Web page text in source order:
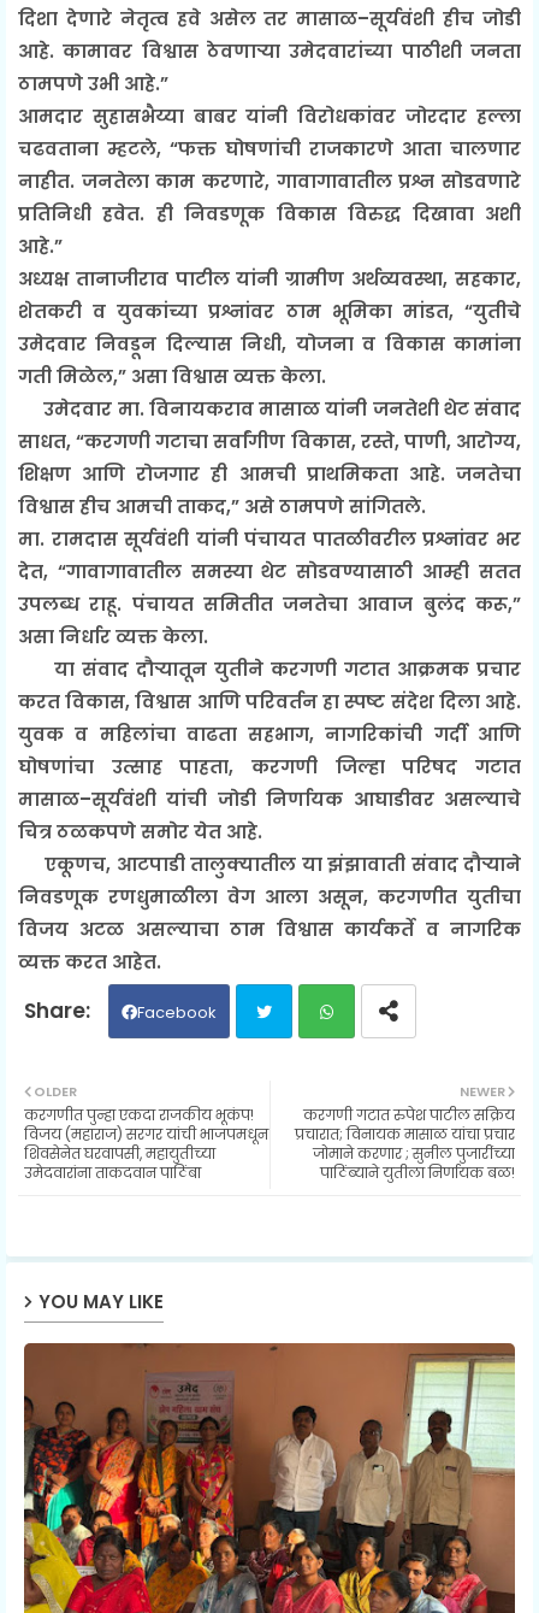
दिशा देणारे नेतृत्व हवे असेल तर मासाळ–सूर्यवंशी हीच जोडी
आहे. कामावर विश्वास ठेवणाऱ्या उमेदवारांच्या पाठीशी जनता
ठामपणे उभी आहे.”
आमदार सुहासभैय्या बाबर यांनी विरोधकांवर जोरदार हल्ला
चढवताना म्हटले, “फक्त घोषणांची राजकारणे आता चालणार
नाहीत. जनतेला काम करणारे, गावागावातील प्रश्न सोडवणारे
प्रतिनिधी हवेत. ही निवडणूक विकास विरुद्ध दिखावा अशी
आहे.”
अध्यक्ष तानाजीराव पाटील यांनी ग्रामीण अर्थव्यवस्था, सहकार,
शेतकरी व युवकांच्या प्रश्नांवर ठाम भूमिका मांडत, “युतीचे
उमेदवार निवडून दिल्यास निधी, योजना व विकास कामांना
गती मिळेल,” असा विश्वास व्यक्त केला.
उमेदवार मा. विनायकराव मासाळ यांनी जनतेशी थेट संवाद
साधत, “करगणी गटाचा सर्वांगीण विकास, रस्ते, पाणी, आरोग्य,
शिक्षण आणि रोजगार ही आमची प्राथमिकता आहे. जनतेचा
विश्वास हीच आमची ताकद,” असे ठामपणे सांगितले.
मा. रामदास सूर्यवंशी यांनी पंचायत पातळीवरील प्रश्नांवर भर
देत, “गावागावातील समस्या थेट सोडवण्यासाठी आम्ही सतत
उपलब्ध राहू. पंचायत समितीत जनतेचा आवाज बुलंद करू,”
असा निर्धार व्यक्त केला.
या संवाद दौर्‍यातून युतीने करगणी गटात आक्रमक प्रचार
करत विकास, विश्वास आणि परिवर्तन हा स्पष्ट संदेश दिला आहे.
युवक व महिलांचा वाढता सहभाग, नागरिकांची गर्दी आणि
घोषणांचा उत्साह पाहता, करगणी जिल्हा परिषद गटात
मासाळ–सूर्यवंशी यांची जोडी निर्णायक आघाडीवर असल्याचे
चित्र ठळकपणे समोर येत आहे.
एकूणच, आटपाडी तालुक्यातील या झंझावाती संवाद दौर्‍याने
निवडणूक रणधुमाळीला वेग आला असून, करगणीत युतीचा
विजय अटळ असल्याचा ठाम विश्वास कार्यकर्ते व नागरिक
व्यक्त करत आहेत.
Facebook
ats
ap
NEWER
करगणी गटात रुपेश पाटील सक्रिय
प्रचारात; विनायक मासाळ यांचा प्रचार
जोमाने करणार ; सुनील पुजारींच्या
पाठिंब्याने युतीला निर्णायक बळ!
OLDER
करगणीत पुन्हा एकदा राजकीय भूकंप!
विजय (महाराज) सरगर यांची भाजपमधून
शिवसेनेत घरवापसी, महायुतीच्या
उमेदवारांना ताकदवान पाठिंबा
YOU MAY LIKE